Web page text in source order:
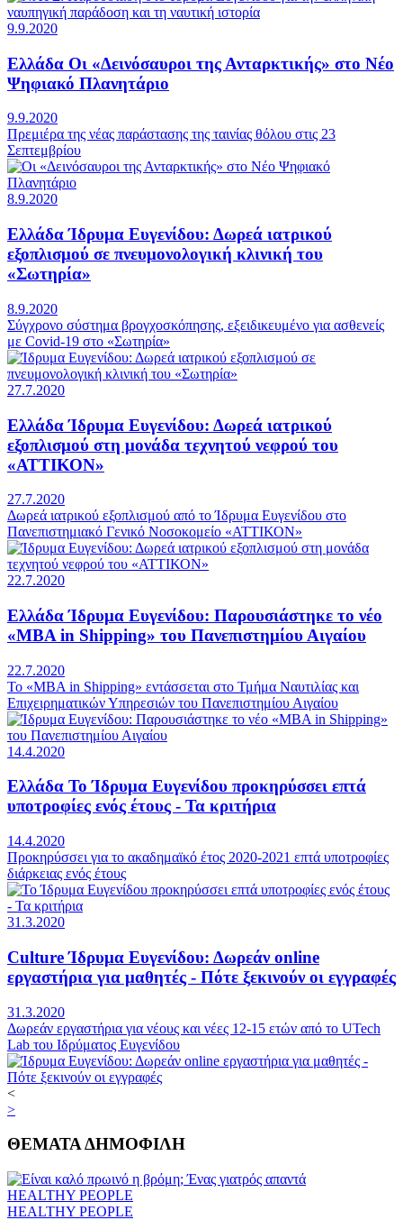
9.9.2020
Ελλάδα Οι «Δεινόσαυροι της Ανταρκτικής» στο Νέο
Ψηφιακό Πλανητάριο
9.9.2020
Πρεμιέρα της νέας παράστασης της ταινίας θόλου στις 23
Σεπτεμβρίου
8.9.2020
Ελλάδα Ίδρυμα Ευγενίδου: Δωρεά ιατρικού
εξοπλισμού σε πνευμονολογική κλινική του
«Σωτηρία»
8.9.2020
Σύγχρονο σύστημα βρογχοσκόπησης, εξειδικευμένο για ασθενείς
με Covid-19 στο «Σωτηρία»
27.7.2020
Ελλάδα Ίδρυμα Ευγενίδου: Δωρεά ιατρικού
εξοπλισμού στη μονάδα τεχνητού νεφρού του
«ΑΤΤΙΚΟΝ»
27.7.2020
Δωρεά ιατρικού εξοπλισμού από το Ίδρυμα Ευγενίδου στο
Πανεπιστημιακό Γενικό Νοσοκομείο «ΑΤΤΙΚΟΝ»
22.7.2020
Ελλάδα Ίδρυμα Ευγενίδου: Παρουσιάστηκε το νέο
«MBA in Shipping» του Πανεπιστημίου Αιγαίου
22.7.2020
To «MBA in Shipping» εντάσσεται στο Τμήμα Ναυτιλίας και
Επιχειρηματικών Υπηρεσιών του Πανεπιστημίου Αιγαίου
14.4.2020
Ελλάδα Το Ίδρυμα Ευγενίδου προκηρύσσει επτά
υποτροφίες ενός έτους - Τα κριτήρια
14.4.2020
Προκηρύσσει για το ακαδημαϊκό έτος 2020-2021 επτά υποτροφίες
διάρκειας ενός έτους
31.3.2020
Culture Ίδρυμα Ευγενίδου: Δωρεάν online
εργαστήρια για μαθητές - Πότε ξεκινούν οι εγγραφές
31.3.2020
Δωρεάν εργαστήρια για νέους και νέες 12-15 ετών από το UTech
Lab του Ιδρύματος Ευγενίδου
<
>
ΘΕΜΑΤΑΔΗΜΟΦΙΛΗ
HEALTHY PEOPLE
HEALTHY PEOPLE